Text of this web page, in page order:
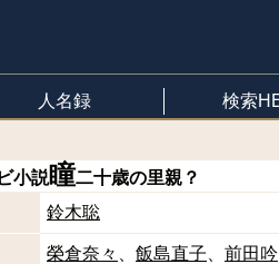
人名録 検索
小説瞳二十歳の里親？
鈴木聡
榮倉奈々 飯島直子 前田吟